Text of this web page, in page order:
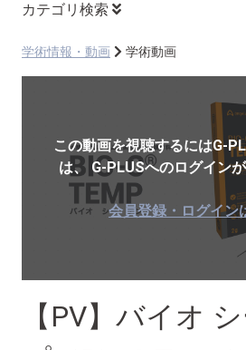
カテゴリ検索
学術情報・動画 学術動画
この動画を視聴するにはG-
は、 G-PLUSへのログイン
会員登録・ログイン
【PV】バイオ